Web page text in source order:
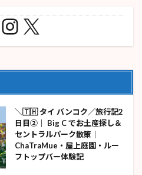
＼🇹🇭 タイ バンコク／旅行記2
日目②｜ Big C でお土産探し＆
セントラルパーク散策｜
ChaTraMue・屋上庭園・ルー
フトップバー体験記